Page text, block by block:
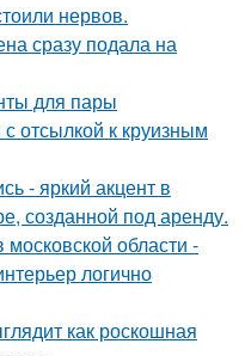
нервов.
сразу подала на
для пары
отсылкой к круизным
- яркий акцент в
созданной под аренду.
области -
логично
как роскошная